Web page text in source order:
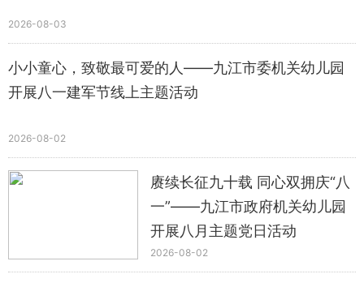
2026-08-03
小小童心，致敬最可爱的人——九江市委机关幼儿园
开展八一建军节线上主题活动
2026-08-02
赓续长征九十载 同心双拥庆“八
一”——九江市政府机关幼儿园
开展八月主题党日活动
2026-08-02